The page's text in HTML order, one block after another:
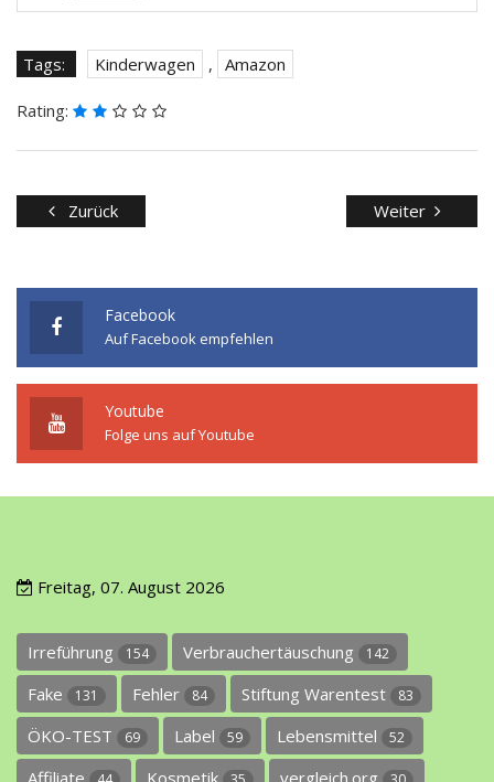
Tags: Kinderwagen , Amazon
Rating:
Zurück Weiter
Facebook
Auf Facebook empfehlen
Youtube
Folge uns auf Youtube
Freitag, 07. August 2026
Irreführung 154 Verbrauchertäuschung 142
Fake 131 Fehler 84 Stiftung Warentest 83
ÖKO-TEST 69 Label 59 Lebensmittel 52
Affiliate Kosmetik vergleich.org